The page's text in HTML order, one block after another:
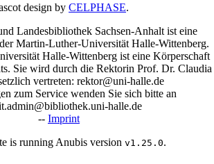
design by CELPHASE.
Landesbibliothek Sachsen-Anhalt ist eine
Martin-Luther-Universität Halle-Wittenberg.
Halle-Wittenberg ist eine Körperschaft
Sie wird durch die Rektorin Prof. Dr. Claudia
vertreten: rektor@uni-halle.de
zum Service wenden Sie sich bitte an
halle.de
-- Imprint
is running Anubis version v1.25.0.